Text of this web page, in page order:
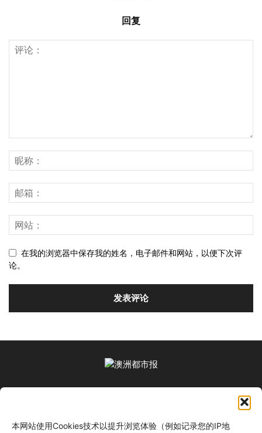
本网站使用Cookies技术以提升浏览体验（例如记录您的IP地
回复
在我的浏览器中保存我的姓名，电子邮件和网站，以便下次评
论。